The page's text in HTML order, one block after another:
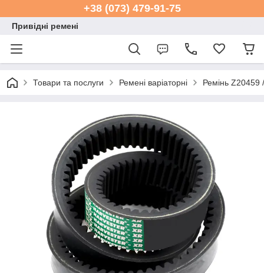
+38 (073) 479-91-75
Привідні ремені
Товари та послуги Ремені варіаторні Ремінь Z20459